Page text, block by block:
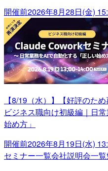
開催前2026年8月28日(金)
【8/19（水）】【好評のた
ビジネス職向け初級編｜日
始め方」
開催前2026年8月19日(水)
セミナー一覧会社説明会一覧